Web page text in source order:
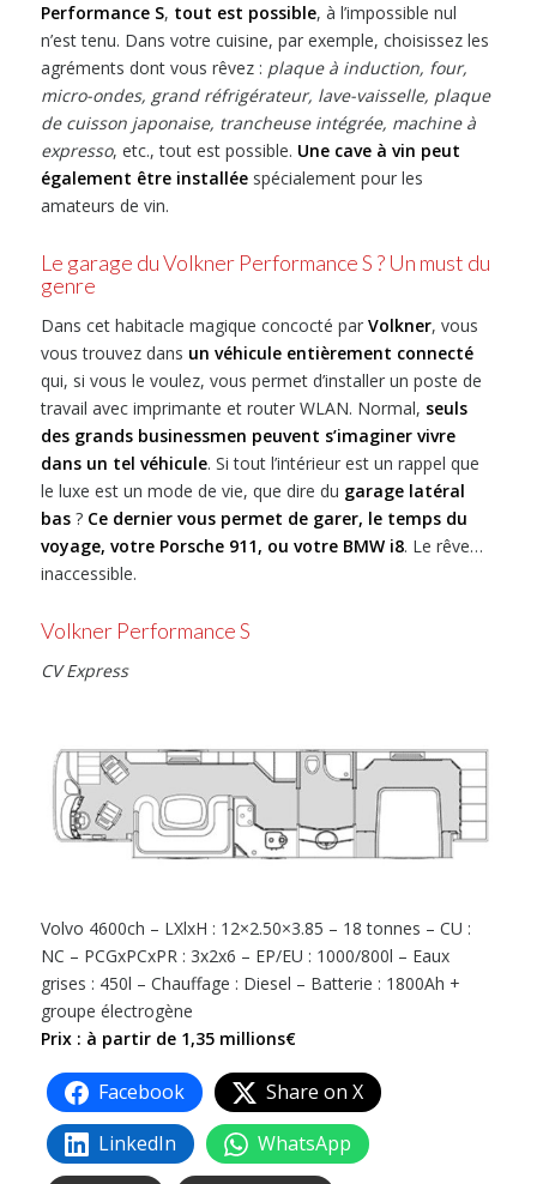
Performance S, tout est possible, à l’impossible nul
n’est tenu. Dans votre cuisine, par exemple, choisissez les
agréments dont vous rêvez : plaque à induction, four,
micro-ondes, grand réfrigérateur, lave-vaisselle, plaque
de cuisson japonaise, trancheuse intégrée, machine à
expresso, etc., tout est possible. Une cave à vin peut
également être installéespécialement pour les
amateurs de vin.
Le garage du Volkner Performance S ? Un must du
genre
Dans cet habitacle magique concocté par Volkner, vous
vous trouvez dans un véhicule entièrement connecté
qui, si vous le voulez, vous permet d’installer un poste de
travail avec imprimante et router WLAN. Normal, seuls
des grands businessmen peuvent s’imaginer vivre
dans un tel véhicule. Si tout l’intérieur est un rappel que
le luxe est un mode de vie, que dire du garage latéral
bas? Ce dernier vous permet de garer, le temps du
voyage, votre Porsche 911, ou votre BMW i8. Le rêve…
inaccessible.
Volkner Performance S
CV Express
Volvo 4600ch – LXlxH : 12×2.50×3.85 – 18 tonnes – CU :
NC – PCGxPCxPR : 3x2x6 – EP/EU : 1000/800l – Eaux
grises : 450l – Chauffage : Diesel – Batterie : 1800Ah +
groupe électrogène
Prix : à partir de 1,35 millions€
Facebook
Share on X
LinkedIn
WhatsApp